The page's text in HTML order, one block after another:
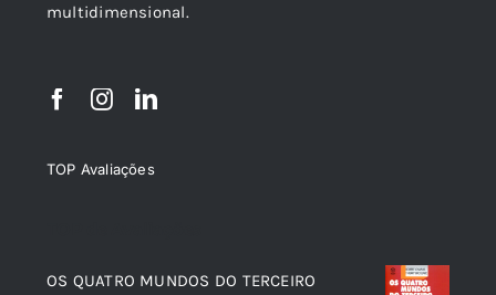
multidimensional.
TOP Avaliações
OS QUATRO MUNDOS DO TERCEIRO